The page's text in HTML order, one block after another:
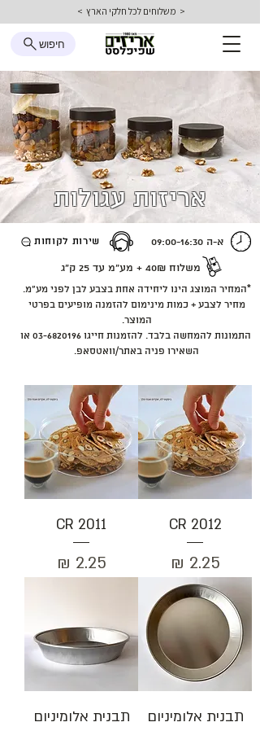
< משלוחים לכל חלקי הארץ >
חיפוש
אריזות עגולות
שירות לקוחות
א-ה 09:00-16:30
משלוח 40₪ + מע״מ
עד 25 ק״ג
*המחיר המוצג הינו ליחידה אחת בצבע לבן לפני מע״מ.
מחיר לצבע + כמות מינימום להזמנה מופיעים בפרטי
המוצר.
התמונות להמחשה בלבד. להזמנות חייגו03-6820196 או
השאירו פניה באתר/וואטסאפ.
CR 2012
מחיר
CR 2011
מחיר
תבנית אלומיניום
תבנית אלומיניום